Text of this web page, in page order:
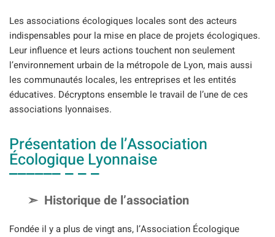
Les associations écologiques locales sont des acteurs
indispensables pour la mise en place de projets écologiques.
Leur influence et leurs actions touchent non seulement
l’environnement urbain de la métropole de Lyon, mais aussi
les communautés locales, les entreprises et les entités
éducatives. Décryptons ensemble le travail de l’une de ces
associations lyonnaises.
Présentation de l’Association
Écologique Lyonnaise
Historique de l’association
Fondée il y a plus de vingt ans, l’Association Écologique